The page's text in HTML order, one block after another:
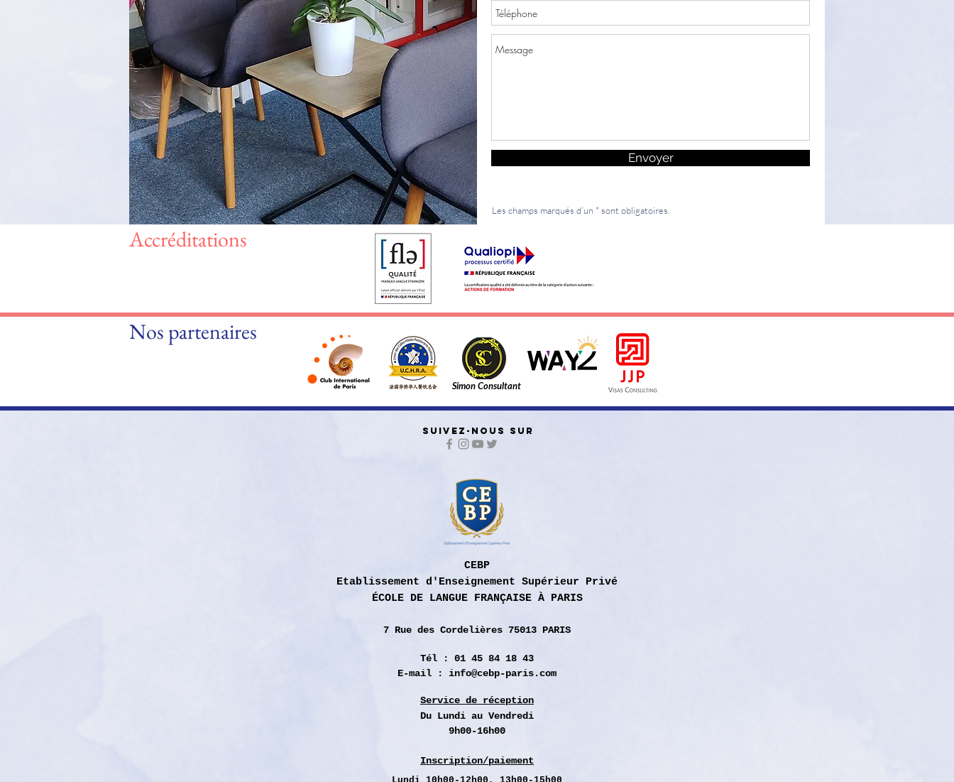
Envoyer
Les champs marqués d’un * sont obligatoires.
Accréditations
Nos partenaires
Simon Consultant
SUIVEZ-NOUS SUR
CEBP
Etablissement d'Enseignement Supérieur Privé
ÉCOLE DE LANGUE FRANÇAISE À PARIS
7 Rue des Cordelières 75013 PARIS
Tél : 01 45 84 18 43
E-mail : info@cebp-paris.com
Service de réception
Du Lundi au Vendredi
9h00-16h00
Inscription/paiement